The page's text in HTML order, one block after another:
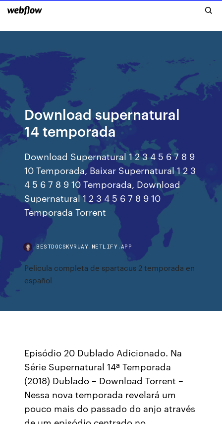
Download supernatural
14 temporada
Download Supernatural 1 2 3 4 5 6 7 8 9
10 Temporada, Baixar Supernatural 1 2 3
4 5 6 7 8 9 10 Temporada, Download
Supernatural 1 2 3 4 5 6 7 8 9 10
Temporada Torrent
BESTDOCSKVRUAY.NETLIFY.APP
Pelicula completa de spartacus 2 temporada en
español
Episódio 20 Dublado Adicionado. Na
Série Supernatural 14ª Temporada
(2018) Dublado – Download Torrent –
Nessa nova temporada revelará um
pouco mais do passado do anjo através